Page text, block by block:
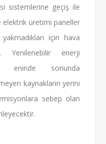
sistemlerine geçiş ile
elektrik üretimi paneller
için hava
Yenilenebilir enerji
eninde sonunda
kaynakların yerini
sebep olan